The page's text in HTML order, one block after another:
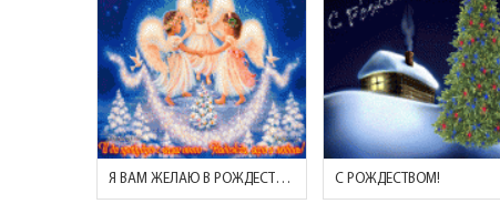
Я ВАМ ЖЕЛАЮ В РОЖДЕСТВО - УЛЫБОК, ИСКРЕННЕГО СМЕХА.. С РОЖДЕСТВОМ!